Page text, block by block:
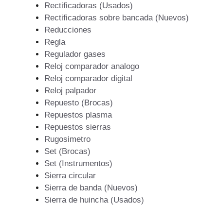
Rectificadoras (Usados)
Rectificadoras sobre bancada (Nuevos)
Reducciones
Regla
Regulador gases
Reloj comparador analogo
Reloj comparador digital
Reloj palpador
Repuesto (Brocas)
Repuestos plasma
Repuestos sierras
Rugosimetro
Set (Brocas)
Set (Instrumentos)
Sierra circular
Sierra de banda (Nuevos)
Sierra de huincha (Usados)